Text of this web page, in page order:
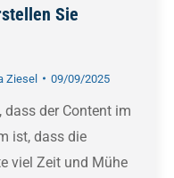
Sie
Ziesel 09/09/2025
dass der Content im
ist, dass die
viel Zeit und Mühe